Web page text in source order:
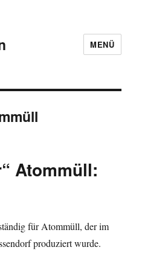
MENÜ
Atommüll:
für Atommüll, der im
produziert wurde.